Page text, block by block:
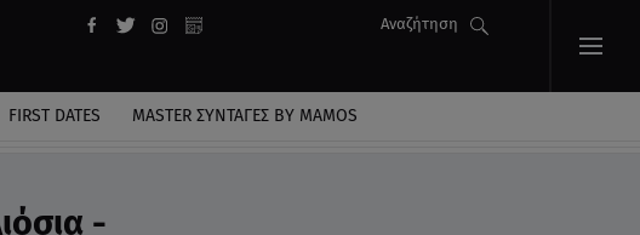
Αναζήτηση
FIRST DATES MASTER ΣΥΝΤΑΓΈΣ BY MAMOS
-